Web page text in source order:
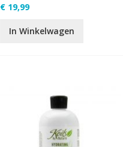
€ 19,99
In Winkelwagen